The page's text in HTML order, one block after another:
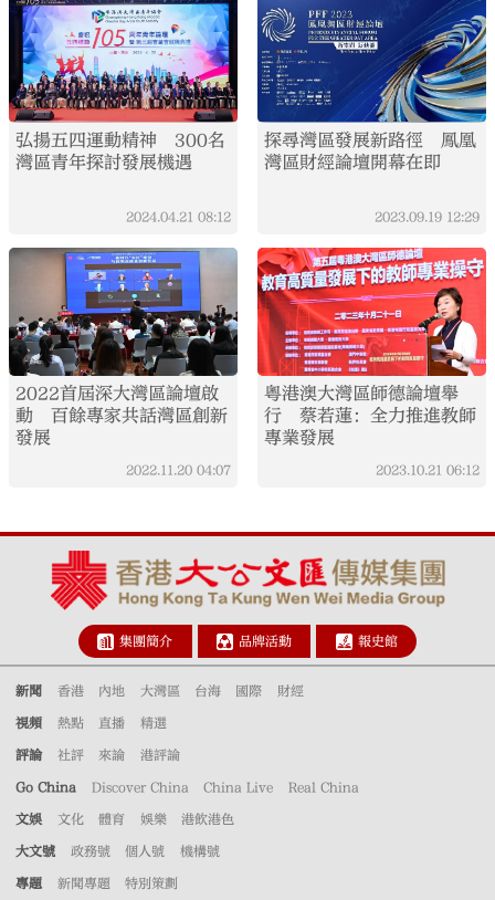
弘揚五四運動精神 300名
灣區青年探討發展機遇
2024.04.21 08:12
探尋灣區發展新路徑 鳳凰
灣區財經論壇開幕在即
2023.09.19 12:29
2022首屆深大灣區論壇啟
動 百餘專家共話灣區創新
發展
2022.11.20 04:07
粵港澳大灣區師德論壇舉
行 蔡若蓮：全力推進教師
專業發展
2023.10.21 06:12
集團簡介 品牌活動 報史館
新聞 香港 內地 大灣區 台海 國際 財經
視頻 熱點 直播 精選
評論 社評 來論 港評論
Go China Discover China China Live Real China
文娛 文化 體育 娛樂 港飲港色
大文號 政務號 個人號 機構號
專題 新聞專題 特別策劃